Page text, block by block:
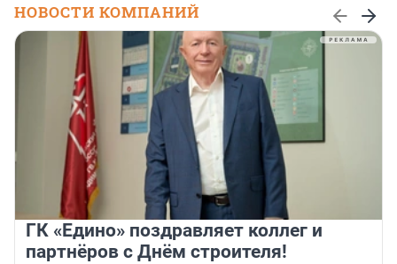
НОВОСТИ КОМПАНИЙ
ГК «Едино» поздравляет коллег и
партнёров с Днём строителя!